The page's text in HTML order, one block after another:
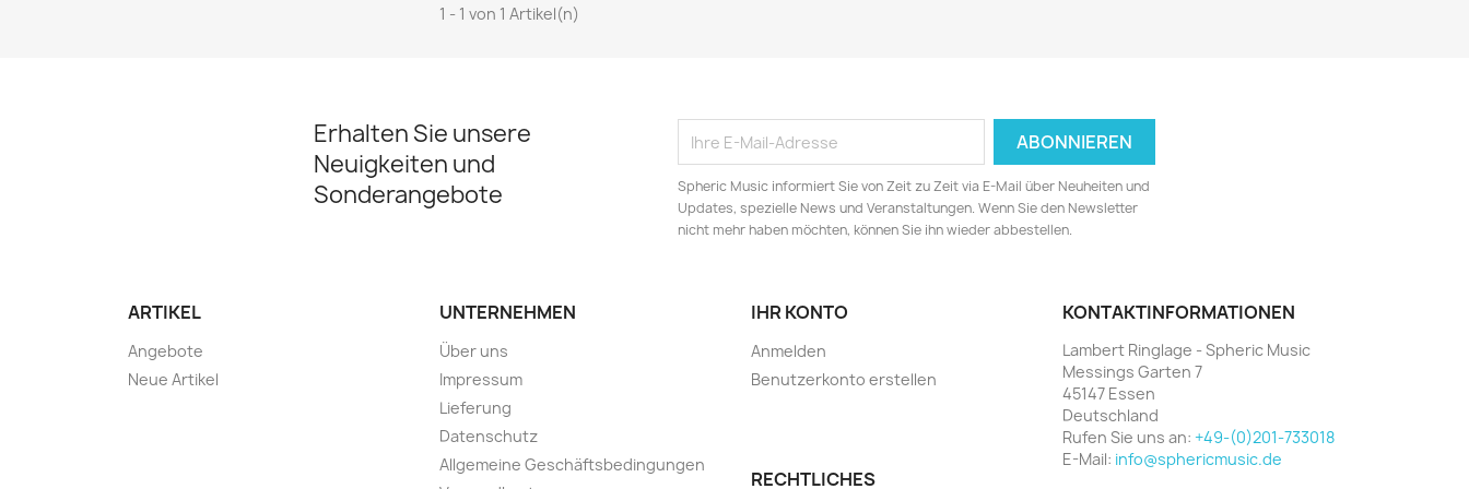
1 - 1 von 1 Artikel(n)
Erhalten Sie unsere
Neuigkeiten und
Sonderangebote
Spheric Music informiert Sie von Zeit zu Zeit via E-Mail über Neuheiten und
Updates, spezielle News und Veranstaltungen. Wenn Sie den Newsletter
nicht mehr haben möchten, können Sie ihn wieder abbestellen.
ARTIKEL
Angebote
Neue Artikel
UNTERNEHMEN
Über uns
Impressum
Lieferung
Datenschutz
Allgemeine Geschäftsbedingungen
IHR KONTO
Anmelden
Benutzerkonto erstellen
KONTAKTINFORMATIONEN
Lambert Ringlage - Spheric Music
Messings Garten 7
45147 Essen
Deutschland
Rufen Sie uns an: +49-(0)201-733018
E-Mail: info@sphericmusic.de
RECHTLICHES